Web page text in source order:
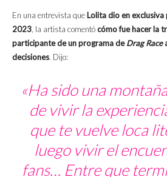
En una entrevista que Lolita dio en
2023, la artista comentócómo fue hacer la
participante de un programa deDrag Race
decisiones. Dijo:
«Ha sido una
de vivir la
que te vuelve loca
luego vivir el
fans… Entre que